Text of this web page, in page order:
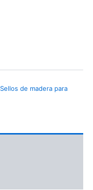
Sellos de madera para